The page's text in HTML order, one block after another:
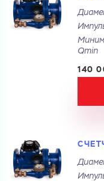
Комментарий
Номер телефона
Город
ЗАГРУЗИТЬ
Файл с
Qmin
140